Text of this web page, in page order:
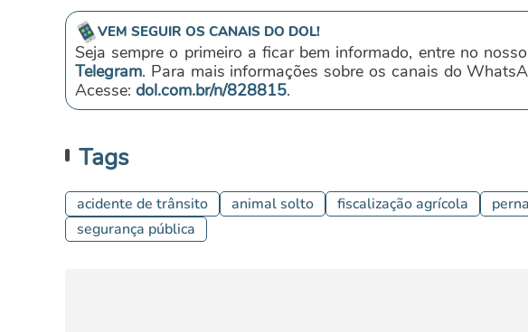
VEM SEGUIR OS CANAIS DO DOL!
Seja sempre o primeiro a ficar bem informado, entre no
Telegram. Para mais informações sobre os canais do
Acesse: dol.com.br/n/828815.
Tags
acidente de trânsito animal solto fiscalização agrícola
segurança pública